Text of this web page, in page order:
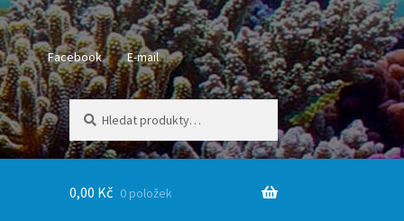
Facebook E-mail
Hledat:
Hledat
0,00 Kč 0 položek